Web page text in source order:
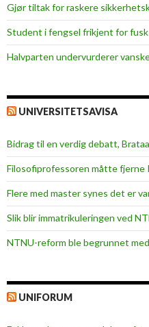
d
e
n
Gjør tiltak for raskere
Student i fengsel frikjent for fusk
Halvparten undervurderer
UNIVERSITETSAVISA
Bidrag til en verdig debatt,
Filosofiprofessoren måtte
Flere med master synes det er
Slik blir immatrikuleringen ved
NTNU-reform ble begrunnet
UNIFORUM